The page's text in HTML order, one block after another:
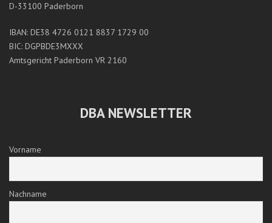
D-33100 Paderborn
IBAN: DE38 4726 0121 8837 1729 00
BIC: DGPBDE3MXXX
Amtsgericht Paderborn VR 2160
DBA NEWSLETTER
Vorname
Nachname